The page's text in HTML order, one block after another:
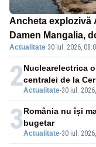
Ancheta explozivă
Damen Mangalia,
României
Actualitate·30 iul. 2026,
2Actualitate-30 iul.
Nuclearelectrica
centralei de la
3Actualitate-30 iul.
România nu își
bugetar